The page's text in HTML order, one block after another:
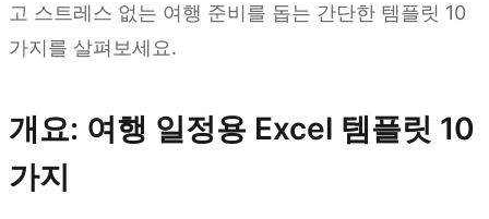
고 스트레스 없는 여행 준비를 돕는 간단한 템플릿 10
가지를 살펴보세요.
개요: 여행 일정용 Excel 템플릿 10
가지